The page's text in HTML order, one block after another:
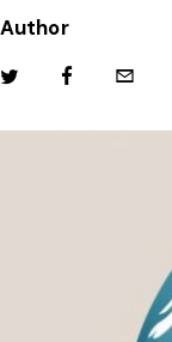
Author